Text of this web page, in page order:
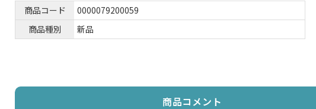
商品コード
0000079200059
商品種別
新品
商品コメント